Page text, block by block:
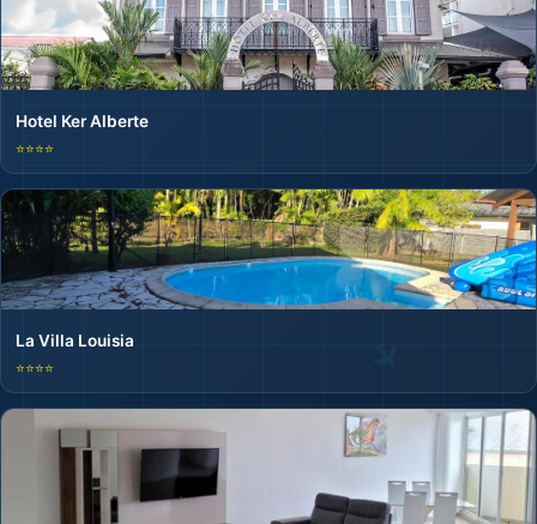
Hotel Ker Alberte
⭐⭐⭐⭐
La Villa Louisia
⭐⭐⭐⭐